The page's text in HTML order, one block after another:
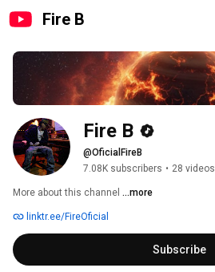
Fire B
Fire B
@OficialFireB
7.08K subscribers • 28 videos
More about this channel ...more
linktr.ee/FireOficial
Subscribe